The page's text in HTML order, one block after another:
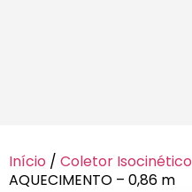
Início / Coletor Isocinético
AQUECIMENTO – 0,86 m